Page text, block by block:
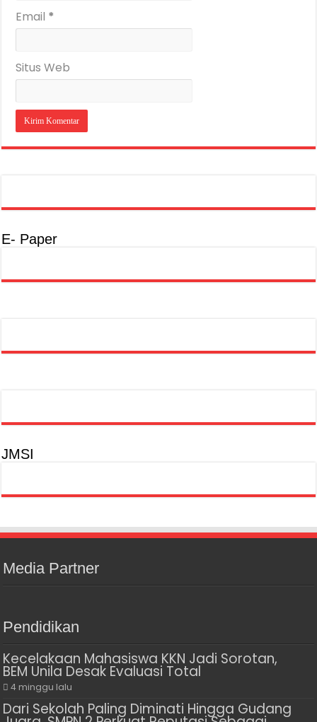
Email *
Situs Web
E- Paper
JMSI
Media Partner
Pendidikan
Kecelakaan Mahasiswa KKN Jadi Sorotan,
BEM Unila Desak Evaluasi Total
4 minggu lalu
Dari Sekolah Paling Diminati Hingga Gudang